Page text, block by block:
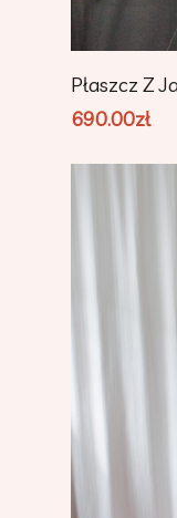
Płaszcz Z
690.00zł